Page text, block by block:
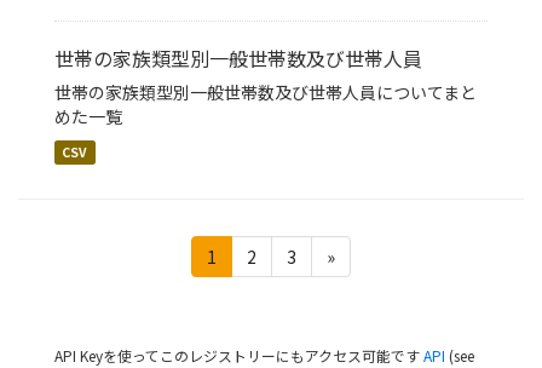
世帯の家族類型別一般世帯数及び世帯人員
世帯の家族類型別一般世帯数及び世帯人員についてまと
めた一覧
CSV
1 2 3 »
API Keyを使ってこのレジストリーにもアクセス可能ですAPI (see